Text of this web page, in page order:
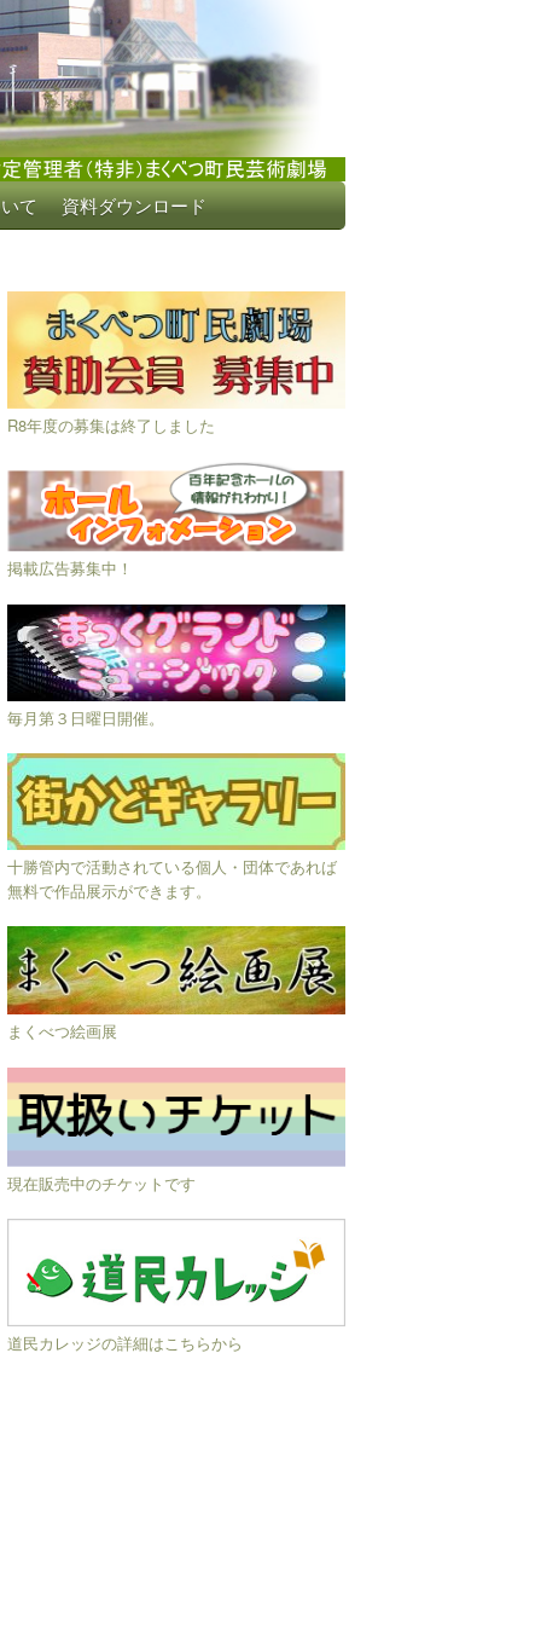
て 資料ダウンロード
R8年度の募集は終了しました
掲載広告募集中！
毎月第３日曜日開催。
十勝管内で活動されている個人・団体であれば
無料で作品展示ができます。
まくべつ絵画展
現在販売中のチケットです
道民カレッジの詳細はこちらから